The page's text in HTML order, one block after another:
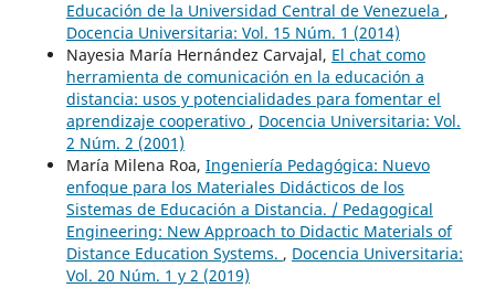
Educación de la Universidad Central de Venezuela ,
Docencia Universitaria: Vol. 15 Núm. 1 (2014)
Nayesia María Hernández Carvajal, El chat como
herramienta de comunicación en la educación a
distancia: usos y potencialidades para fomentar el
aprendizaje cooperativo , Docencia Universitaria: Vol.
2 Núm. 2 (2001)
María Milena Roa, Ingeniería Pedagógica: Nuevo
enfoque para los Materiales Didácticos de los
Sistemas de Educación a Distancia. / Pedagogical
Engineering: New Approach to Didactic Materials of
Distance Education Systems. , Docencia Universitaria:
Vol. 20 Núm. 1 y 2 (2019)